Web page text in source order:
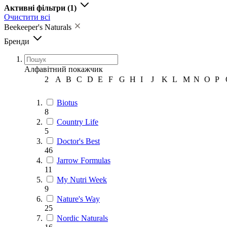
Активні фільтри (1)
Очистити всі
Beekeeper's Naturals
Бренди
Алфавітний покажчик
2
A B C D E F G H I J K L M N O P
Biotus
8
Country Life
5
Doctor's Best
46
Jarrow Formulas
11
My Nutri Week
9
Nature's Way
25
Nordic Naturals